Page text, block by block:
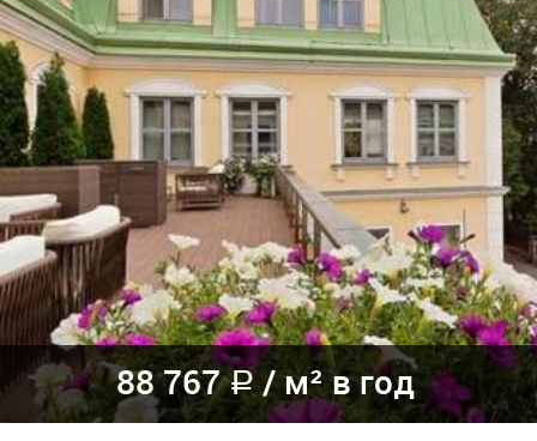
88 767a /м² в год